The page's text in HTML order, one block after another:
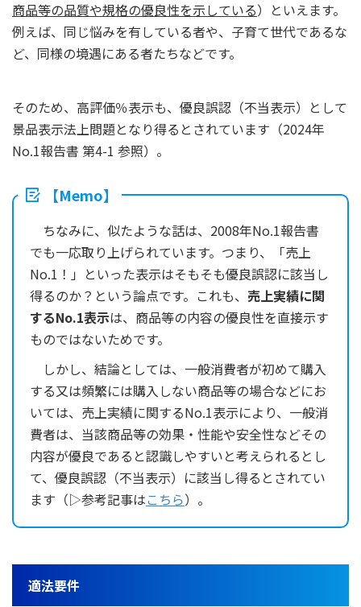
商品等の品質や規格の優良性を示している）といえます。
例えば、同じ悩みを有している者や、子育て世代であるな
ど、同様の境遇にある者たちなどです。
そのため、高評価％表示も、優良誤認（不当表示）として
景品表示法上問題となり得るとされています（2024年
No.1報告書 第4-1 参照）。
【Memo】
ちなみに、似たような話は、2008年No.1報告書
でも一応取り上げられています。つまり、「売上
No.1！」といった表示はそもそも優良誤認に該当し
得るのか？という論点です。これも、 売上実績に関
するNo.1表示は、商品等の内容の優良性を直接示す
ものではないためです。
しかし、結論としては、一般消費者が初めて購入
する又は頻繁には購入しない商品等の場合などにお
いては、売上実績に関するNo.1表示により、一般消
費者は、当該商品等の効果・性能や安全性などその
内容が優良であると認識しやすいと考えられるとし
て、優良誤認（不当表示）に該当し得るとされてい
ます（▷参考記事はこちら）。
適法要件